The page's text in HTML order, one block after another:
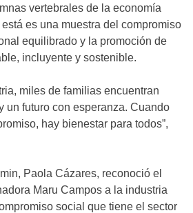
vertebrales de la economía
es una muestra del compromiso
equilibrado y la promoción de
incluyente y sostenible.
miles de familias encuentran
un futuro con esperanza. Cuando
hay bienestar para todos”,
Paola Cázares, reconoció el
Maru Campos a la industria
social que tiene el sector